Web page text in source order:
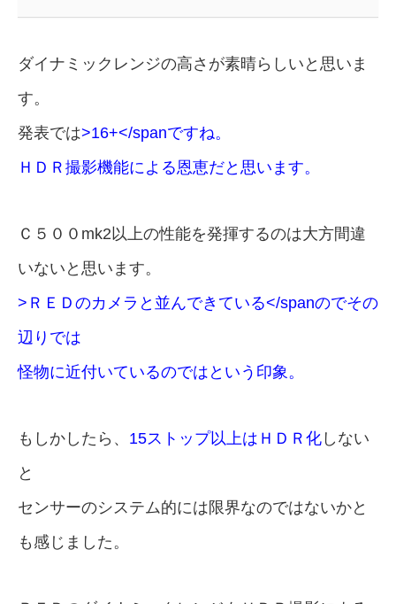
ダイナミックレンジの高さが素晴らしいと思いま
す。
発表では>16+</spanですね。
ＨＤＲ撮影機能による恩恵だと思います。
Ｃ５００mk2以上の性能を発揮するのは大方間違
いないと思います。
>ＲＥＤのカメラと並んできている</spanのでその
辺りでは
怪物に近付いているのではという印象。
もしかしたら、 15ストップ以上はＨＤＲ化 しない
と
センサーのシステム的には限界なのではないかと
も感じました。